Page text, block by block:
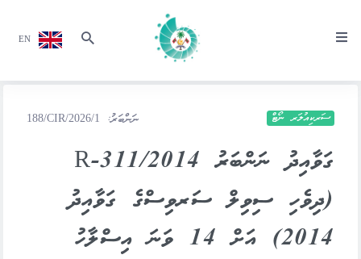
EN
ސަރކިއުލަރ ނޯޓް ނަންބަރު: 188/CIR/2026/1
ގަވާއިދު ނަންބަރު 2014/R-311
(ދިވެހި ސިވިލް ސަރވިސްގެ ގަވާއިދު
2014) އަށް 14 ވަނަ އިސްލާހު